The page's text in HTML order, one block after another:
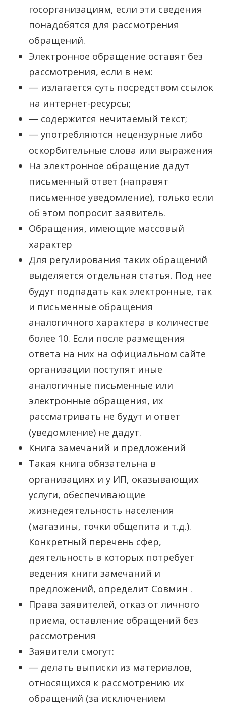
госорганизациям, если эти сведения
понадобятся для рассмотрения
обращений.
Электронное обращение оставят без
рассмотрения, если в нем:
— излагается суть посредством ссылок
на интернет-ресурсы;
— содержится нечитаемый текст;
— употребляются нецензурные либо
оскорбительные слова или выражения
На электронное обращение дадут
письменный ответ (направят
письменное уведомление), только если
об этом попросит заявитель.
Обращения, имеющие массовый
характер
Для регулирования таких обращений
выделяется отдельная статья. Под нее
будут подпадать как электронные, так
и письменные обращения
аналогичного характера в количестве
более 10. Если после размещения
ответа на них на официальном сайте
организации поступят иные
аналогичные письменные или
электронные обращения, их
рассматривать не будут и ответ
(уведомление) не дадут.
Книга замечаний и предложений
Такая книга обязательна в
организациях и у ИП, оказывающих
услуги, обеспечивающие
жизнедеятельность населения
(магазины, точки общепита и т.д.).
Конкретный перечень сфер,
деятельность в которых потребует
ведения книги замечаний и
предложений, определит Совмин .
Права заявителей, отказ от личного
приема, оставление обращений без
рассмотрения
Заявители смогут:
— делать выписки из материалов,
относящихся к рассмотрению их
обращений (за исключением